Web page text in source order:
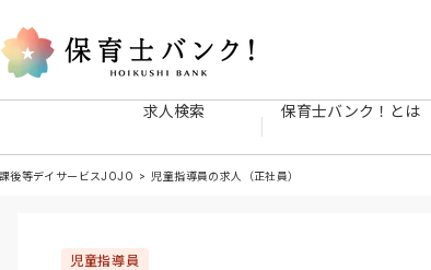
求人検索 保育士バンク！とは
後等デイサービスJOJO 児童指導員の求人（正社員）
児童指導員